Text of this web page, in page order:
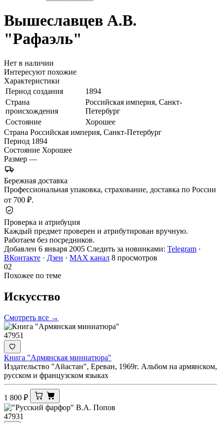
Вышеславцев А.В.
"Рафаэль"
Нет в наличии
Интересуют похожие
Характеристики
Период создания
1894
Страна
происхождения
Российская империя, Санкт-
Петербург
Состояние
Хорошее
Страна Российская империя, Санкт-Петербург
Период 1894
Состояние Хорошее
Размер —
Бережная доставка
Профессиональная упаковка, страхование, доставка по России
от 700 ₽.
Проверка и атрибуция
Каждый предмет проверен и атрибутирован вручную.
Работаем без посредников.
Добавлен 6 января 2005 Следить за новинками: Telegram ·
ВКонтакте · Дзен · MAX канал 8 просмотров
02
Похожее по теме
Искусство
Смотреть все →
47951
Книга "Армянская миниатюра"
Издательство "Айастан", Ереван, 1969г. Альбом на армянском,
русском и французском языках
1 800 ₽
47931